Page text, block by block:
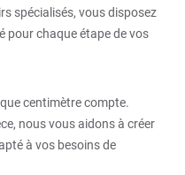
spécialisés, vous disposez
pour chaque étape de vos
centimètre compte.
nous vous aidons à créer
à vos besoins de